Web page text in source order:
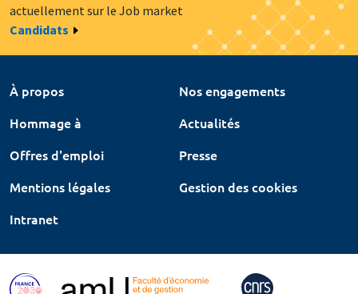
actuellement sur le Job market
Candidats
À propos
Nos engagements
Hommage à
Actualités
Offres d'emploi
Presse
Mentions légales
Gestion des cookies
Intranet